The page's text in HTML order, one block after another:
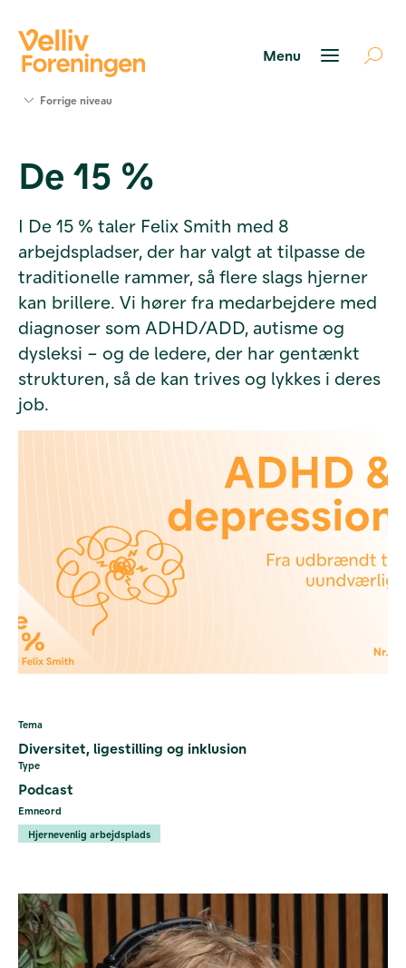
Værktøjer
og viden
Foreningen
Kontakt
os
Forrige niveau
De 15 %
I De 15 % taler Felix Smith med 8
arbejdspladser, der har valgt at tilpasse de
traditionelle rammer, så flere slags hjerner
kan brillere. Vi hører fra medarbejdere med
diagnoser som ADHD/ADD, autisme og
dysleksi – og de ledere, der har gentænkt
strukturen, så de kan trives og lykkes i deres
job.
Tema
Diversitet, ligestilling og inklusion
Type
Podcast
Emneord
Hjernevenlig arbejdsplads